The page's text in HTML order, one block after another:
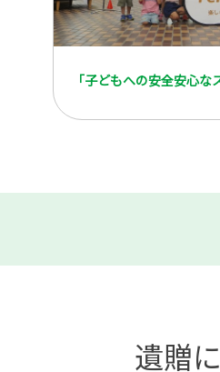
「子どもへの安全安心
遺贈